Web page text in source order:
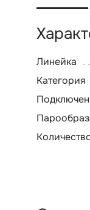
Линейка
Категория